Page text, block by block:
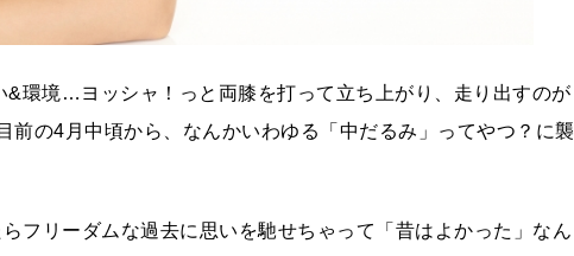
環境…ヨッシャ！っと両膝を打って立ち上がり、走り出すのが
前の4月中頃から、なんかいわゆる「中だるみ」ってやつ？に襲
フリーダムな過去に思いを馳せちゃって「昔はよかった」なん